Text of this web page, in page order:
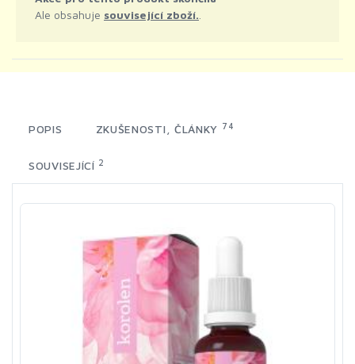
Ale obsahuje související zboží.
POPIS ZKUŠENOSTI, ČLÁNKY 74
SOUVISEJÍCÍ 2